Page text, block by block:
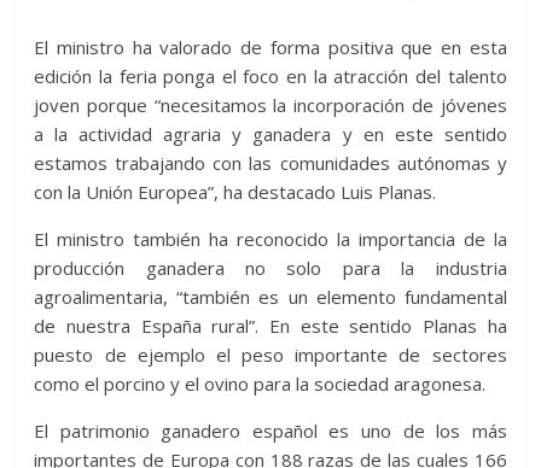
El ministro ha valorado de forma positiva que en esta
edición la feria ponga el foco en la atracción del talento
joven porque “necesitamos la incorporación de jóvenes
a la actividad agraria y ganadera y en este sentido
estamos trabajando con las comunidades autónomas y
con la Unión Europea”, ha destacado Luis Planas.
El ministro también ha reconocido la importancia de la
producción ganadera no solo para la industria
agroalimentaria, “también es un elemento fundamental
de nuestra España rural”. En este sentido Planas ha
puesto de ejemplo el peso importante de sectores
como el porcino y el ovino para la sociedad aragonesa.
El patrimonio ganadero español es uno de los más
importantes de Europa con 188 razas de las cuales 166